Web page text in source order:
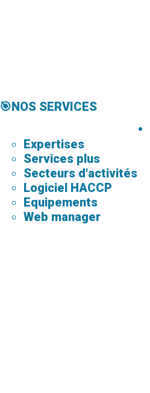
🎯NOS SERVICES
Expertises
Services plus
Secteurs d'activités
Logiciel HACCP
Equipements
Web manager